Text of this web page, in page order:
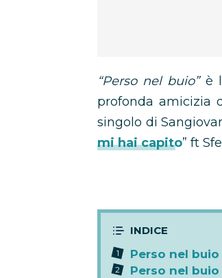
“Perso nel buio”è
profonda amicizia
singolo di
mi hai capito” ft
Perso nel
Perso nel